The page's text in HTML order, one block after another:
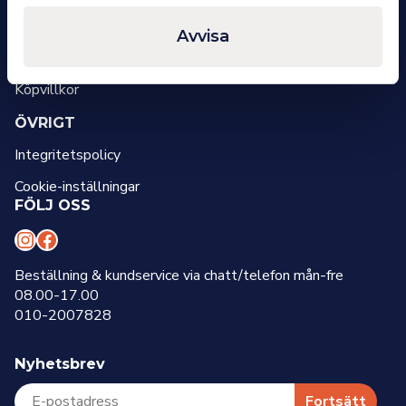
Avvisa
Köpvillkor
ÖVRIGT
Integritetspolicy
Cookie-inställningar
FÖLJ OSS
I
n
s
t
a
g
F
a
c
e
b
o
Beställning & kundservice via chatt/telefon mån-fre
08.00-17.00
010-2007828
Nyhetsbrev
Fortsätt